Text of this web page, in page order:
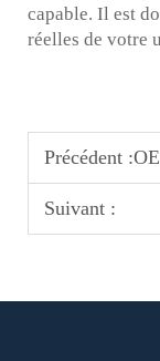
capable. Il est
réelles de votre
Précédent :OEM
Suivant :